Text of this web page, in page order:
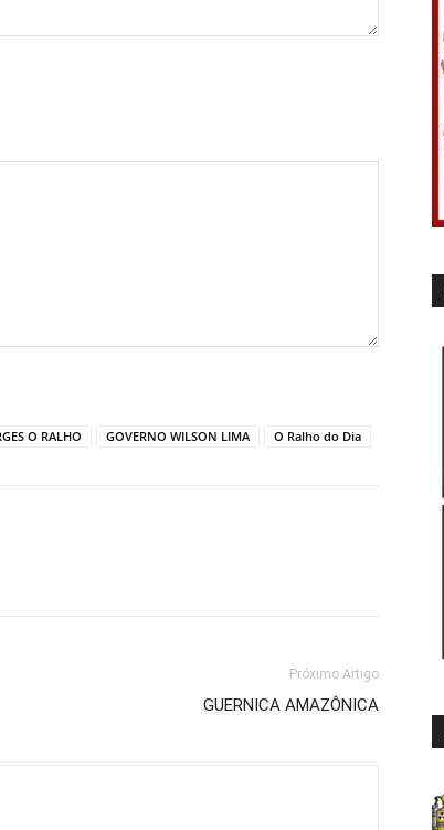
O RALHO GOVERNO WILSON LIMA O Ralho do Dia
Próximo Artigo
GUERNICA AMAZÔNICA